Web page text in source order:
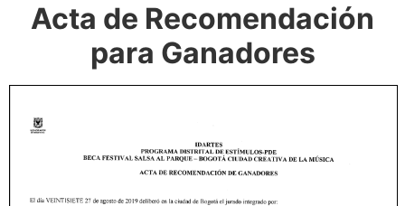
Acta de Recomendación
para Ganadores